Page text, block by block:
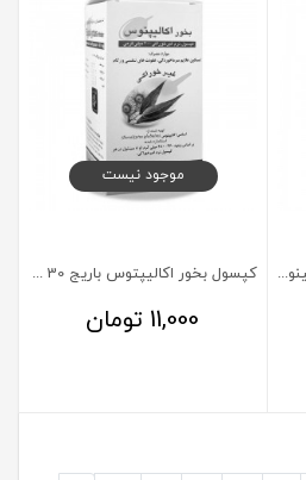
ست شستشو دهنده بینی و سینوس آریو
موجود نیست
کپسول بخور اکالیپتوس باریج 30 عددی
11,000 تومان